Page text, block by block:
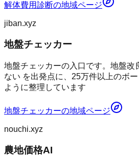
解体費用診断の地域ページ
jiban.xyz
地盤チェッカー
地盤チェッカーの入口です。地盤改
ない を出発点に、25万件以上のボ
ように整理しています
地盤チェッカーの地域ページ
nouchi.xyz
農地価格AI